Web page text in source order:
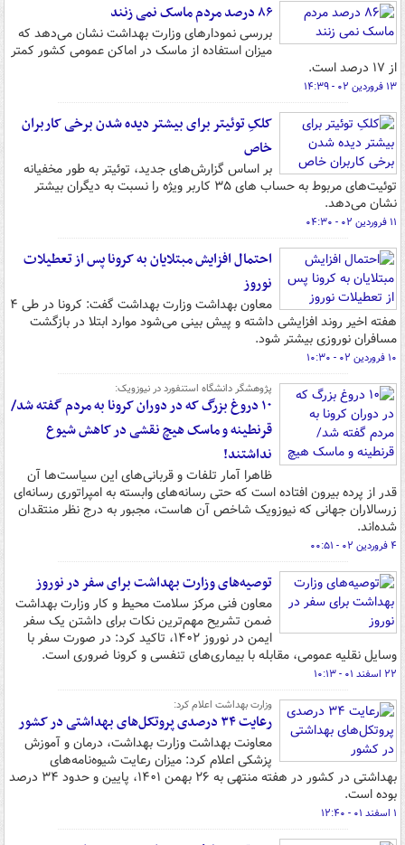
۸۶ درصد مردم ماسک نمی زنند
بررسی نمودارهای وزارت بهداشت نشان می‌دهد که
میزان استفاده از ماسک در اماکن عمومی کشور کمتر
از ۱۷ درصد است.
۱۳ فروردین ۰۲ - ۱۴:۳۹
کلکِ توئیتر برای بیشتر دیده شدن برخی کاربران
خاص
بر اساس گزارش‌های جدید، توئیتر به طور مخفیانه
توئیت‌های مربوط به حساب های ۳۵ کاربر ویژه را نسبت به دیگران بیشتر
نشان می‌دهد.
۱۱ فروردین ۰۲ - ۰۴:۳۰
احتمال افزایش مبتلایان به کرونا پس از تعطیلات
نوروز
معاون بهداشت وزارت بهداشت گفت: کرونا در طی ۴
هفته اخیر روند افزایشی داشته و پیش بینی می‌شود موارد ابتلا در بازگشت
مسافران نوروزی بیشتر شود.
۱۰ فروردین ۰۲ - ۱۰:۳۰
پژوهشگر دانشگاه استنفورد در نیوزویک:
۱۰ دروغ بزرگ که در دوران کرونا به مردم گفته شد/
قرنطینه و ماسک هیچ نقشی در کاهش شیوع
نداشتند!
ظاهرا آمار تلفات و قربانی‌های این سیاست‌ها آن
قدر از پرده بیرون افتاده است که حتی رسانه‌های وابسته به امپراتوری‌ رسانه‌ای
زرسالاران جهانی که نیوزویک شاخص آن هاست، مجبور به درج نظر منتقدان
شده‌اند.
۴ فروردین ۰۲ - ۰۰:۵۱
توصیه‌های وزارت بهداشت برای سفر در نوروز
معاون فنی مرکز سلامت محیط و کار وزارت بهداشت
ضمن تشریح مهم‌ترین نکات برای داشتن یک سفر
ایمن در نوروز ۱۴۰۲، تاکید کرد: در صورت سفر با
وسایل نقلیه عمومی، مقابله با بیماری‌های تنفسی و کرونا ضروری است.
۲۲ اسفند ۰۱ - ۱۰:۱۳
وزارت بهداشت اعلام کرد:
رعایت ۳۴ درصدی پروتکل‌های بهداشتی در کشور
معاونت بهداشت وزارت بهداشت، درمان و آموزش
پزشکی اعلام کرد: میزان رعایت شیوه‌نامه‌های
بهداشتی در کشور در هفته منتهی به ۲۶ بهمن ۱۴۰۱، پایین و حدود ۳۴ درصد
بوده است.
۱ اسفند ۰۱ - ۱۲:۴۰